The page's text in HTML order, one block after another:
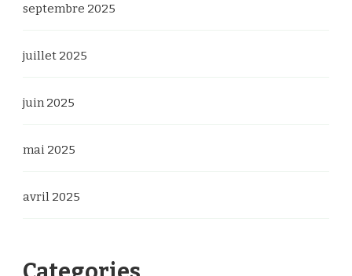
septembre 2025
juillet 2025
juin 2025
mai 2025
avril 2025